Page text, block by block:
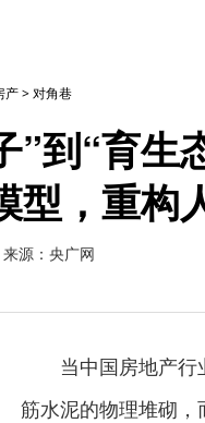
产>对角巷
”到“育生
型，重构
来源：央广网
当中国房地产行
筋水泥的物理堆砌，